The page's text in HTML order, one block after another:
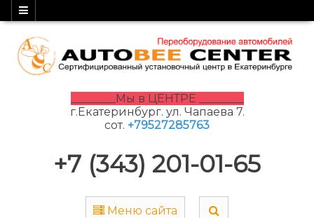
________Мы в ЦЕНТРЕ ________
г.Екатеринбург. ул. Чапаева 7.
сот. +79527285763
+7 (343) 201-01-65
Меню сайта